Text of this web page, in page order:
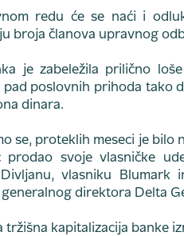
redu će se naći i
broja članova upravnog
je zabeležila prilično
pad poslovnih prihoda tako
dinara.
se, proteklih meseci je bilo
prodao svoje vlasničke
vlasniku Blumark
direktora Delta
tržišna kapitalizacija banke